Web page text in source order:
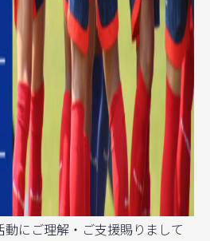
にご理解・ご支援賜りまして